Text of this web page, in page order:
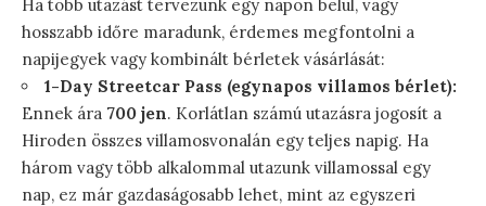
Ha több utazást tervezünk egy napon belül, vagy
hosszabb időre maradunk, érdemes megfontolni a
napijegyek vagy kombinált bérletek vásárlását:
1-Day Streetcar Pass (egynapos villamos bérlet):
Ennek ára 700 jen. Korlátlan számú utazásra jogosít a
Hiroden összes villamosvonalán egy teljes napig. Ha
három vagy több alkalommal utazunk villamossal egy
nap, ez már gazdaságosabb lehet, mint az egyszeri